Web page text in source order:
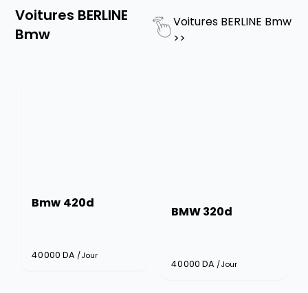
Voitures BERLINE
Bmw
Voitures BERLINE Bmw
>>
Bmw 420d
40000 DA /Jour
BMW 320d
40000 DA /Jour